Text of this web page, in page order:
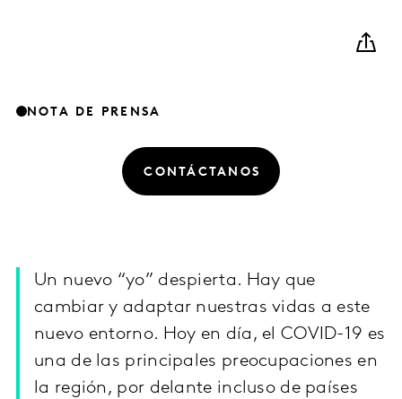
NOTA DE PRENSA
CONTÁCTANOS
Un nuevo “yo” despierta. Hay que
cambiar y adaptar nuestras vidas a este
nuevo entorno. Hoy en día, el COVID-19 es
una de las principales preocupaciones en
la región, por delante incluso de países